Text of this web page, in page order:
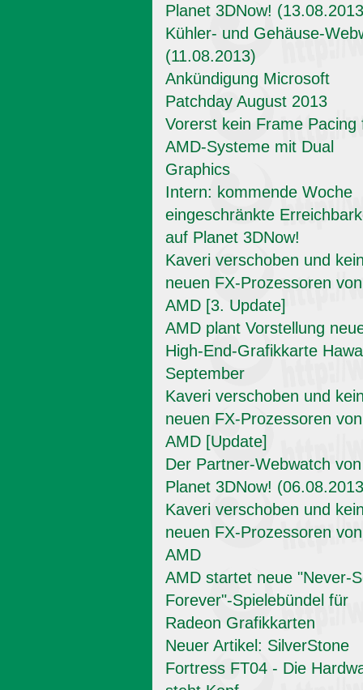
Planet 3DNow!
Kühler- und Gehäuse-
(11.08.2013)
Ankündigung Microsoft
Patchday August 2013
Vorerst kein Frame Pacing
AMD-Systeme mit Dual
Graphics
Intern: kommende Woche
eingeschränkte
auf Planet 3DNow!
Kaveri verschoben und
neuen FX-Prozessoren von
AMD [3. Update]
AMD plant Vorstellung
High-End-Grafikkarte
September
Kaveri verschoben und
neuen FX-Prozessoren von
AMD [Update]
Der Partner-Webwatch von
Planet 3DNow!
Kaveri verschoben und
neuen FX-Prozessoren von
AMD
AMD startet neue "Never-
Forever"-Spielebündel für
Radeon Grafikkarten
Neuer Artikel: SilverStone
Fortress FT04 - Die